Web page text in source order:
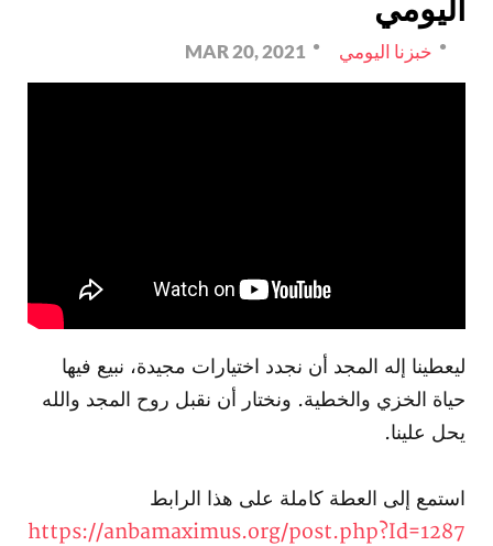
اليومي
خبزنا اليومي MAR 20, 2021
ليعطينا إله المجد أن نجدد اختيارات مجيدة، نبيع فيها
حياة الخزي والخطية. ونختار أن نقبل روح المجد والله
يحل علينا.
استمع إلى العطة كاملة على هذا الرابط
https://anbamaximus.org/post.php?Id=1287